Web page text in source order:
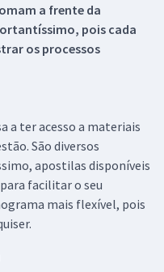
a frente da
pois cada
os processos
a ter acesso a materiais
São diversos
apostilas disponíveis
facilitar o seu
mais flexível, pois